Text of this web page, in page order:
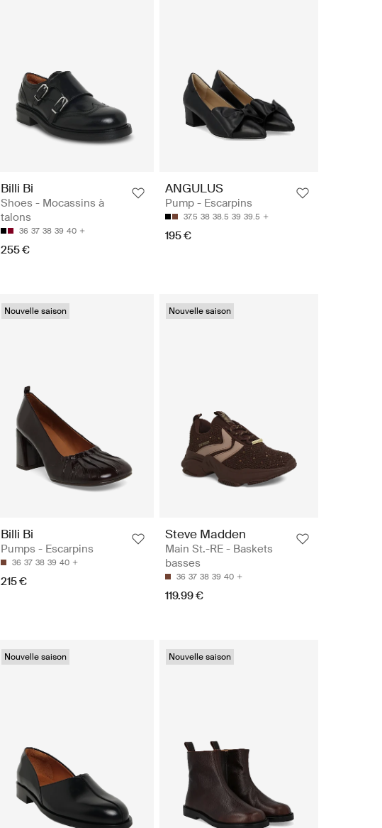
Billi Bi
Shoes - Mocassins à
talons
36 37 38 39 40
255 €
ANGULUS
Pump - Escarpins
37.5 38 38.5 39 39.5
195 €
Nouvelle saison
Billi Bi
Pumps - Escarpins
36 37 38 39 40
215 €
Nouvelle saison
Steve Madden
Main St.-RE - Baskets
basses
36 37 38 39 40
119.99 €
Nouvelle saison Nouvelle saison